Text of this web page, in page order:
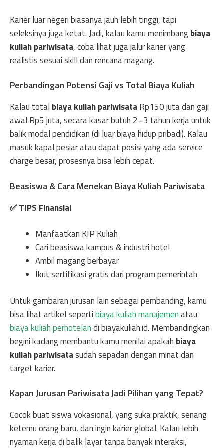
Karier luar negeri biasanya jauh lebih tinggi, tapi
seleksinya juga ketat. Jadi, kalau kamu menimbangbiaya
kuliah pariwisata, coba lihat juga jalur karier yang
realistis sesuai skill dan rencana magang.
Perbandingan Potensi Gaji vs Total Biaya Kuliah
Kalau total biaya kuliah pariwisataRp150 juta dan gaji
awal Rp5 juta, secara kasar butuh 2–3 tahun kerja untuk
balik modal pendidikan (di luar biaya hidup pribadi). Kalau
masuk kapal pesiar atau dapat posisi yang ada service
charge besar, prosesnya bisa lebih cepat.
Beasiswa & Cara Menekan Biaya Kuliah Pariwisata
✅ TIPS Finansial
Manfaatkan KIP Kuliah
Cari beasiswa kampus & industri hotel
Ambil magang berbayar
Ikut sertifikasi gratis dari program pemerintah
Untuk gambaran jurusan lain sebagai pembanding, kamu
bisa lihat artikel sepertibiaya kuliah manajemenatau
biaya kuliah perhotelandi biayakuliah.id. Membandingkan
begini kadang membantu kamu menilai apakah biaya
kuliah pariwisatasudah sepadan dengan minat dan
target karier.
Kapan Jurusan Pariwisata Jadi Pilihan yang Tepat?
Cocok buat siswa vokasional, yang suka praktik, senang
ketemu orang baru, dan ingin karier global. Kalau lebih
nyaman kerja di balik layar tanpa banyak interaksi,